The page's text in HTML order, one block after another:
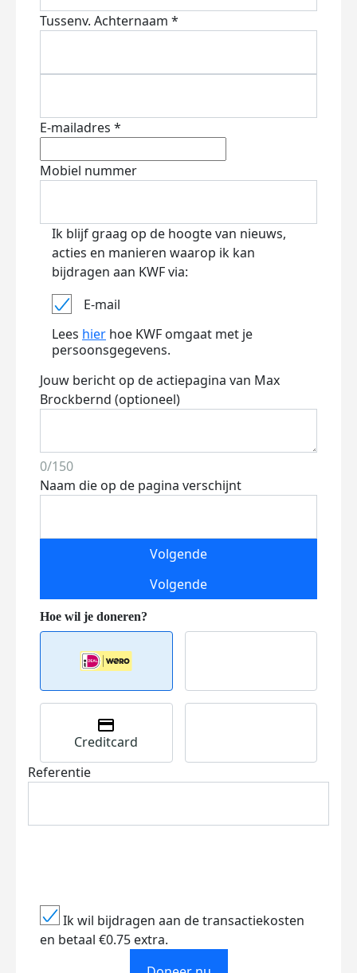
Tussenv. Achternaam *
E-mailadres *
Mobiel nummer
Ik blijf graag op de hoogte van nieuws,
acties en manieren waarop ik kan
bijdragen aan KWF via:
E-mail
Lees hier hoe KWF omgaat met je
persoonsgegevens.
Jouw bericht op de actiepagina van Max
Brockbernd (optioneel)
0/150
Naam die op de pagina verschijnt
Volgende
Volgende
Creditcard
Referentie
Ik wil bijdragen aan de transactiekosten
en betaal €0.75 extra.